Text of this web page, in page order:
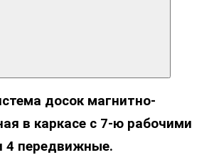
досок магнитно-
в каркасе с 7-ю рабочими
4 передвижные.